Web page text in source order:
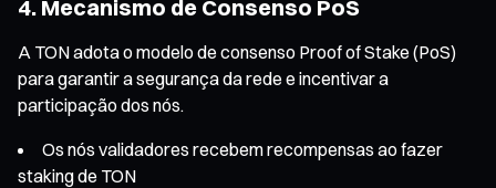
4. Mecanismo de Consenso PoS
A TON adota o modelo de consenso Proof of Stake (PoS)
para garantir a segurança da rede e incentivar a
participação dos nós.
Os nós validadores recebem recompensas ao fazer
staking de TON